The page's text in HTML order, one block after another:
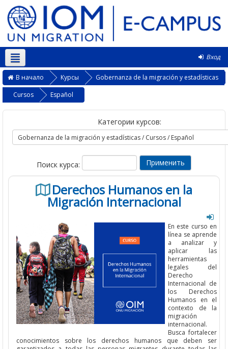
Вход
Русский ‎(ru)‎
В начало Курсы
Gobernanza de la migración y estadísticas
Cursos
Español
Категории курсов:
Поиск курса:
Derechos Humanos en la
Migración Internacional
En este curso en
línea se aprende
a analizar y
aplicar las
herramientas
legales del
Derecho
Internacional de
los Derechos
Humanos en el
contexto de la
migración
internacional.
Busca fortalecer
conocimientos sobre los derechos humanos que deben ser